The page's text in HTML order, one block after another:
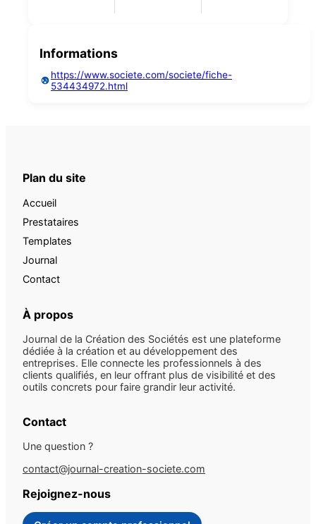
Informations
https://www.societe.com/societe/fiche-
534434972.html
Plan du site
Accueil
Prestataires
Templates
Journal
Contact
À propos
Journal de la Création des Sociétés est une plateforme
dédiée à la création et au développement des
entreprises. Elle connecte les professionnels à des
clients qualifiés, en leur offrant plus de visibilité et des
outils concrets pour faire grandir leur activité.
Contact
Une question ?
contact@journal-creation-societe.com
Rejoignez-nous